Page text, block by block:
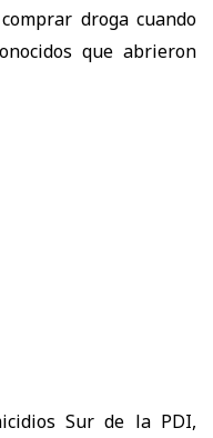
droga cuando
que abrieron
Sur de la PDI,